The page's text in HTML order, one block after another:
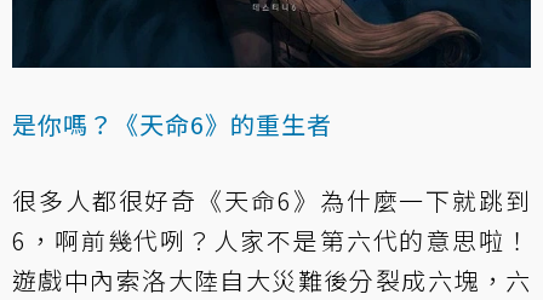
是你嗎？《天命6》的重生者
很多人都很好奇《天命6》為什麼一下就跳到
6，啊前幾代咧？人家不是第六代的意思啦！
遊戲中內索洛大陸自大災難後分裂成六塊，六